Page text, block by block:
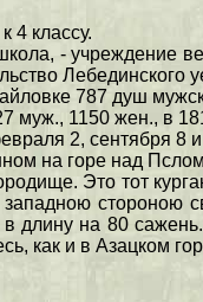
4 классу.
- учреждение
Лебединского
787 душ
муж., 1150 жен., в
2, сентября 8
на горе над
Это тот
стороною
в длину на 80
как и в Азацком